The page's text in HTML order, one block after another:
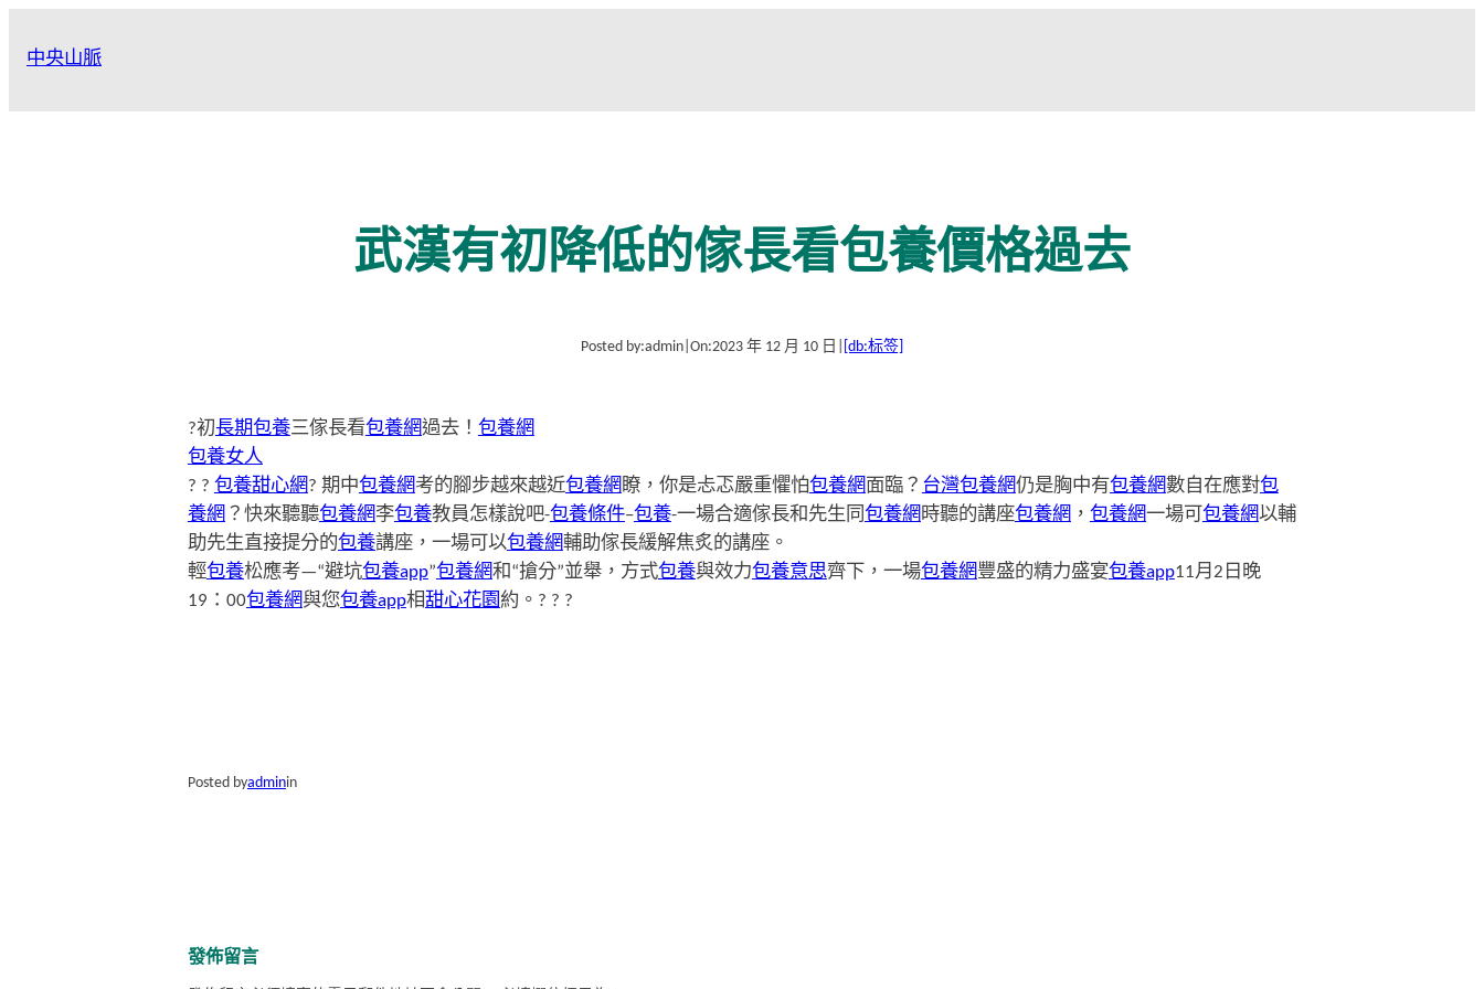
中央山脈
武漢有初降低的傢長看包養價格過去
Posted by:admin On:2023 年 12 月 10 日 [db:标签]
?初長期包養三傢長看包養網過去！ 包養網
包養女人
? ? 包養甜心網? 期中包養網考的腳步越來越近包養網 瞭，你是忐忑嚴重懼怕包養網面臨？ 台灣包養網仍是胸中有包養網數自在應對包
養網 ？快來聽聽包養網李包養教員怎樣說吧-包養條件–包養-一場合適傢長和先生同 包養網 時聽的講座包養網 ， 包養網一場可 包養網以輔
助先生直接提分的包養講座，一場可以包養網輔助傢長緩解焦炙的講座。
輕包養松應考—“避坑包養app”包養網和“搶分”並舉，方式包養與效力包養意思齊下，一場包養網豐盛的精力盛宴包養app11月2日晚
19：00包養網與您包養app相甜心花園約。? ? ?
Posted byadminin
發佈留言